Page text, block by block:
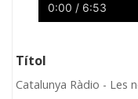
0:00 / 6:53
Títol
Catalunya Ràdio - Les